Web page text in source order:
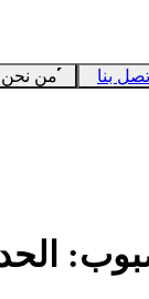
من نحن اتصل بنا